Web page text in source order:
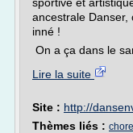
ancestrale
inné !
On a ça dans le
Lire la suite
Site : http://
Thèmes liés :